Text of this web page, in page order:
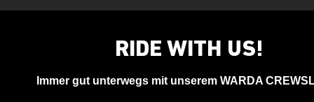
RIDE WITH US!
Immer gut unterwegs mit unserem WARDA